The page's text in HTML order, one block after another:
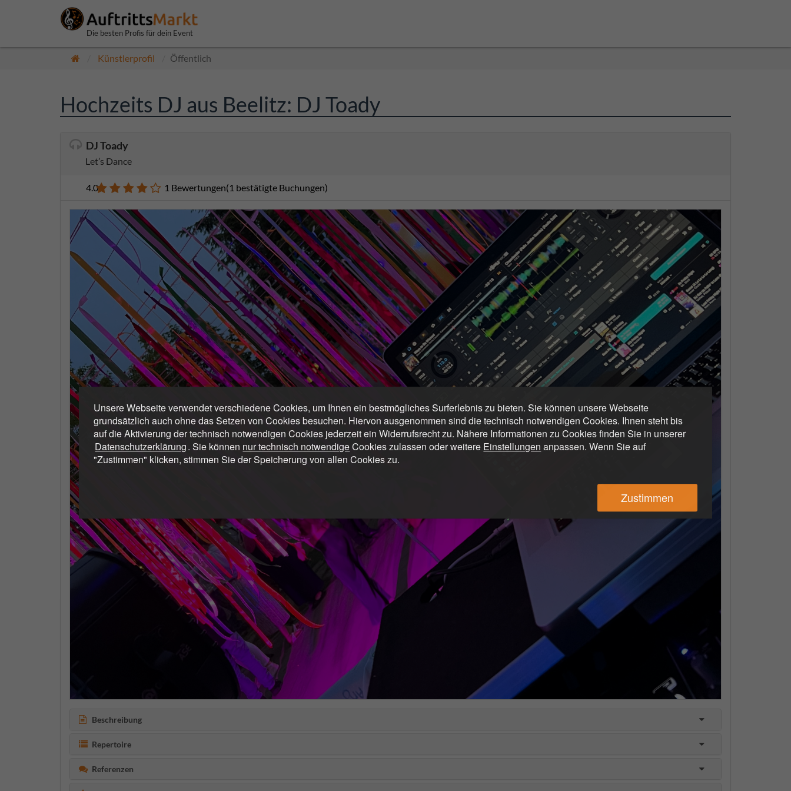
Unsere Webseite verwendet verschiedene Cookies, um Ihnen ein bestmögliches Surferlebnis zu bieten. Sie können unsere Webseite
grundsätzlich auch ohne das Setzen von Cookies besuchen. Hiervon ausgenommen sind die technisch notwendigen Cookies. Ihnen steht bis
auf die Aktivierung der technisch notwendigen Cookies jederzeit ein Widerrufsrecht zu. Nähere Informationen zu Cookies finden Sie in unserer
Datenschutzerklärung. Sie können nur technisch notwendigeCookies zulassen oder weitere Einstellungen anpassen. Wenn Sie auf
"Zustimmen" klicken, stimmen Sie der Speicherung von allen Cookies zu.
Zustimmen
Die besten Profis für dein Event
Künstlerprofil Öffentlich
Hochzeits DJ aus Beelitz: DJ Toady
DJ Toady
Let’s Dance
4.0 1 Bewertungen(1 bestätigte Buchungen)
Beschreibung
Repertoire
Referenzen